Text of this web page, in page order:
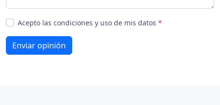
Acepto las condiciones y uso de mis datos *
Enviar opinión